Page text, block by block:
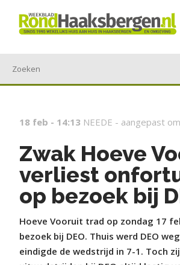
18 feb - 14:13 NEEDE - aangepast
Zwak Hoeve
verliest
op bezoek bij
Hoeve Vooruit trad op zondag 17
bezoek bij DEO. Thuis werd DEO
eindigde de wedstrijd in 7-1. Toch